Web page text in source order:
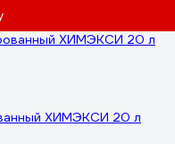
ХИМЭКСИ 20 л